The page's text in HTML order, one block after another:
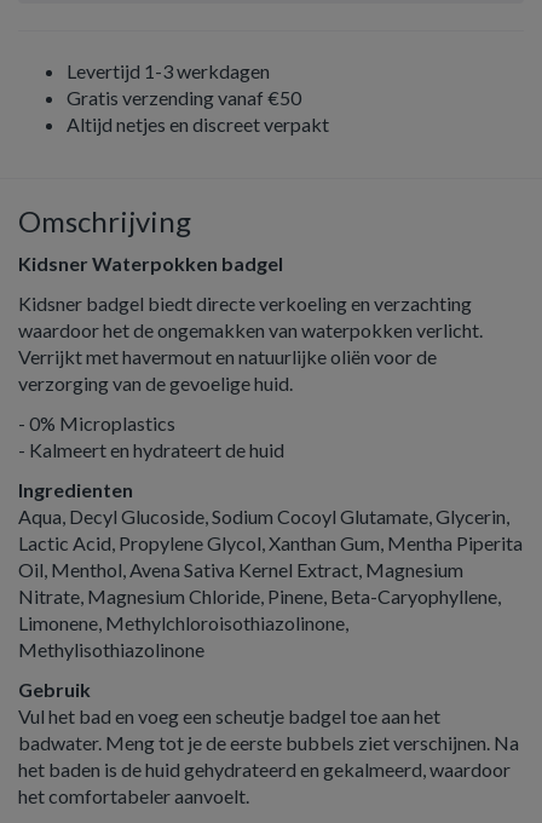
Levertijd 1-3 werkdagen
Gratis verzending vanaf €50
Altijd netjes en discreet verpakt
Omschrijving
Kidsner Waterpokken badgel
Kidsner badgel biedt directe verkoeling en verzachting
waardoor het de ongemakken van waterpokken verlicht.
Verrijkt met havermout en natuurlijke oliën voor de
verzorging van de gevoelige huid.
- 0% Microplastics
- Kalmeert en hydrateert de huid
Ingredienten
Aqua, Decyl Glucoside, Sodium Cocoyl Glutamate, Glycerin,
Lactic Acid, Propylene Glycol, Xanthan Gum, Mentha Piperita
Oil, Menthol, Avena Sativa Kernel Extract, Magnesium
Nitrate, Magnesium Chloride, Pinene, Beta-Caryophyllene,
Limonene, Methylchloroisothiazolinone,
Methylisothiazolinone
Gebruik
Vul het bad en voeg een scheutje badgel toe aan het
badwater. Meng tot je de eerste bubbels ziet verschijnen. Na
het baden is de huid gehydrateerd en gekalmeerd, waardoor
het comfortabeler aanvoelt.